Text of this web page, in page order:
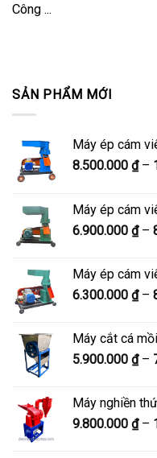
SẢN PHẨM MỚI
Máy ép cám
8.500.000 ₫ –
Máy ép cám
6.900.000 ₫ –
Máy ép cám
6.300.000 ₫ –
Máy cắt cá
5.900.000 ₫ –
Máy nghiền
9.800.000 ₫ –
Công ...